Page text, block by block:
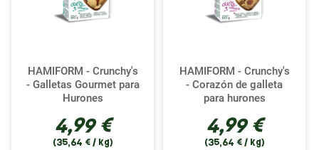
HAMIFORM - Crunchy's
- Galletas Gourmet para
Hurones
4,99 €
(35,64 € / kg)
HAMIFORM - Crunchy's
- Corazón de galleta
para hurones
4,99 €
(35,64 € / kg)